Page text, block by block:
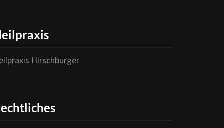
2. Ich habe die Erklärung zum
bin mit der Speicherung und Verarbeitung meiner Daten
einverstanden.
Häkchen machst:
Hirschburger